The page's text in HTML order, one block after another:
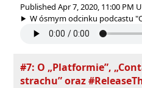
Published Apr 7, 2020, 11:00 PM
W ósmym odcinku podcastu
#7: O „Platformie”,
strachu” oraz